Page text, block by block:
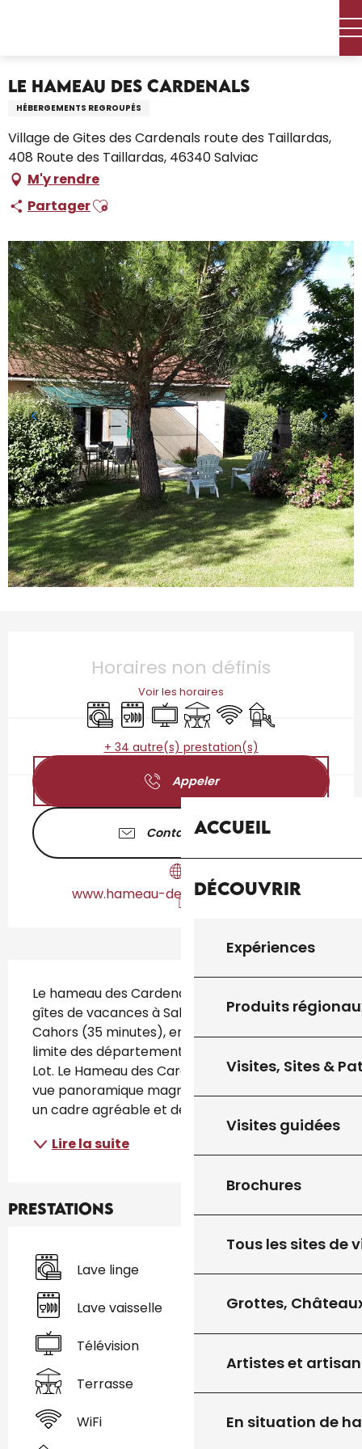
Accueil
Découvrir
Expériences
Produits
Visites, Sites &
Visites guidées
Brochures
Tous les sites de
Grottes,
Artistes et
En situation de
Le Hameau des Cardenals
HÉBERGEMENTS REGROUPÉS
Village de Gites des Cardenals route des Taillardas,
408 Route des Taillardas, 46340 Salviac
M'y rendre
PartagerAjouter aux favoris
Horaires non définis
Voir les horaires
Lave lingeLave vaisselle
TélévisionTerrasse
WiFi Jeux pour
+ 34 autre(s) prestation(s)
Appeler
Contactez-nous
www.hameau-des-cardenals.com
Le hameau des Cardenals est un village de 8
gîtes de vacances à Salviac, entre Sarlat et
Cahors (35 minutes), en Périgord Quercy, en
limite des départements de la Dordogne et du
Lot. Le Hameau des Cardenals profite d’une
vue panoramique magnifique. Implantés dans
un cadre agréable et délicieusement...
Lire la suite
Prestations
Lave linge
Lave vaisselle
Télévision
Terrasse
WiFi